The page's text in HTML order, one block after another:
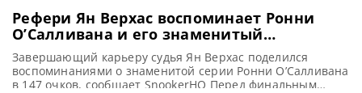
Рефери Ян Верхас воспоминает Ронни
О’Салливана и его знаменитый
максимальный брейк в 147 очков
Завершающий карьеру судья Ян Верхас поделился
воспоминаниями о знаменитой серии Ронни О’Салливана
в 147 очков, сообщает SnookerHQ Перед финальным